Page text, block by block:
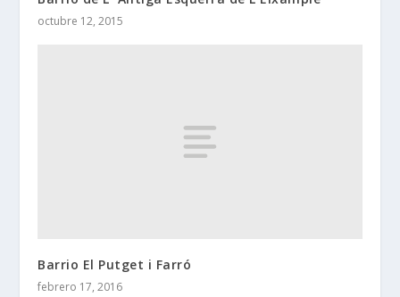
octubre 12, 2015
Barrio El Putget i Farró
febrero 17, 2016